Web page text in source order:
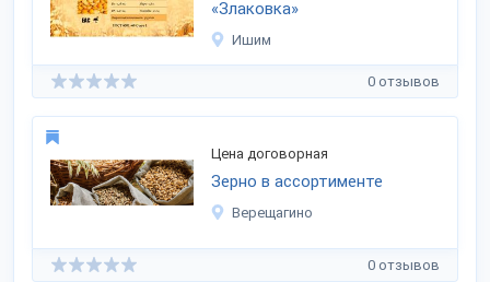
«Злаковка»
Ишим
0 отзывов
Цена договорная
Зерно в ассортименте
Верещагино
0 отзывов